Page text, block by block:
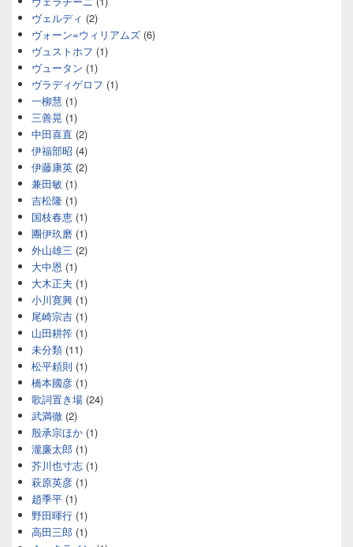
ヴェルディ (2)
ヴォーン=ウィリアムズ (6)
ヴュストホフ (1)
ヴュータン (1)
ヴラディゲロフ (1)
一柳慧 (1)
三善晃 (1)
中田喜直 (2)
伊福部昭 (4)
伊藤康英 (2)
兼田敏 (1)
吉松隆 (1)
国枝春恵 (1)
團伊玖磨 (1)
外山雄三 (2)
大中恩 (1)
大木正夫 (1)
小川寛興 (1)
尾崎宗吉 (1)
山田耕筰 (1)
未分類 (11)
松平頼則 (1)
橋本國彦 (1)
歌詞置き場 (24)
武満徹 (2)
殷承宗ほか (1)
瀧廉太郎 (1)
芥川也寸志 (1)
萩原英彦 (1)
趙季平 (1)
野田暉行 (1)
高田三郎 (1)